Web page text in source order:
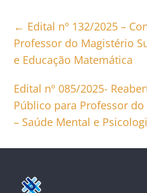
← Edital nº 132/2025 –
Professor do Magistério
e Educação Matemática
Edital nº 085/2025-
Público para Professor
– Saúde Mental e